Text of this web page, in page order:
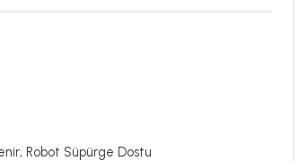
Robot Süpürge Dostu